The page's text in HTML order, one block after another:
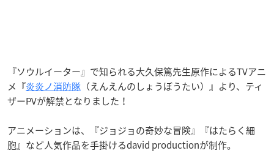
『ソウルイーター』で知られる大久保篤先生原作によるTVアニ
メ『炎炎ノ消防隊 （えんえんのしょうぼうたい）』より、ティ
ザーPVが解禁となりました！
アニメーションは、『ジョジョの奇妙な冒険』『はたらく細
胞』など人気作品を手掛けるdavid productionが制作。